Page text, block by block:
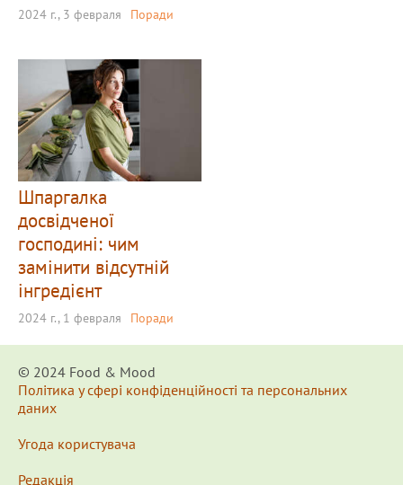
2024 г., 3 февраля Поради
Шпаргалка
досвідченої
господині: чим
замінити відсутній
інгредієнт
2024 г., 1 февраля Поради
© 2024 Food & Мood
Політика у сфері конфіденційності та персональних
даних
Угода користувача
Редакція